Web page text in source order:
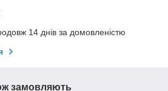
14 днів за домовленістю
замовляють